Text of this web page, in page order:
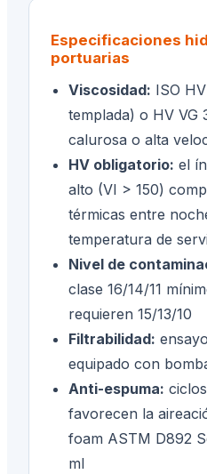
Especificaciones
portuarias
Viscosidad: ISO
templada) o HV VG
calurosa o alta
HV obligatorio: el
alto (VI > 150)
térmicas entre
temperatura de
Nivel de
clase 16/14/11
requieren 15/13/10
Filtrabilidad:
equipado con
Anti-espuma:
favorecen la
foam ASTM D892
ml